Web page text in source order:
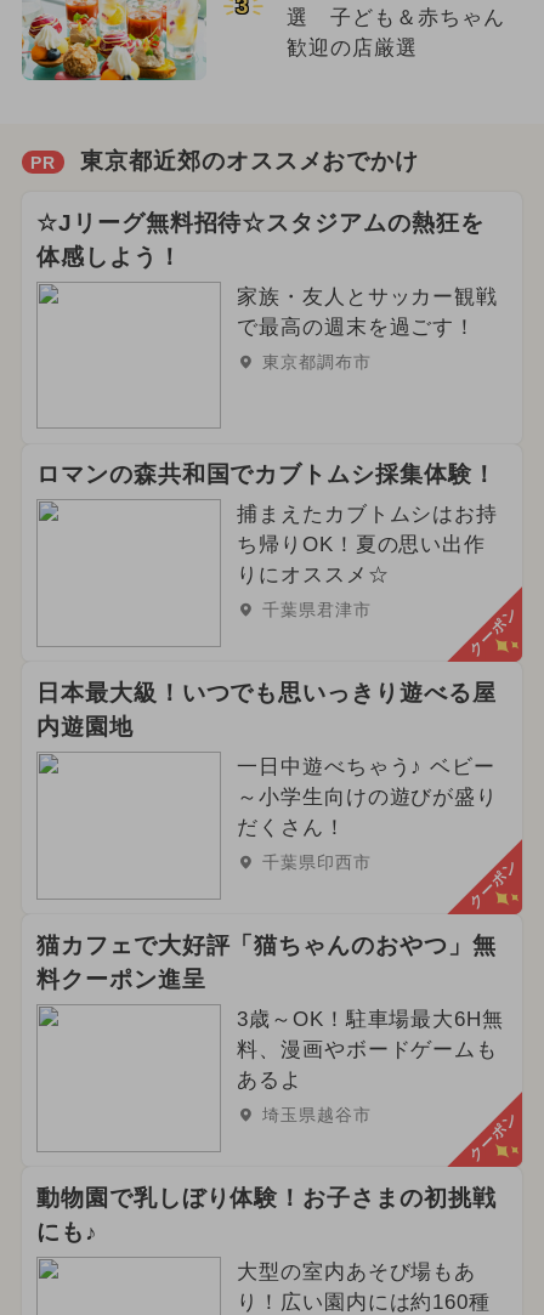
3
選 子ども＆赤ちゃん
歓迎の店厳選
PR 東京都近郊のオススメおでかけ
☆Jリーグ無料招待☆スタジアムの熱狂を
体感しよう！
家族・友人とサッカー観戦
で最高の週末を過ごす！
東京都調布市
ロマンの森共和国でカブトムシ採集体験！
捕まえたカブトムシはお持
ち帰りOK！夏の思い出作
りにオススメ☆
千葉県君津市 クーポン
日本最大級！いつでも思いっきり遊べる屋
内遊園地
一日中遊べちゃう♪ ベビー
～小学生向けの遊びが盛り
だくさん！
千葉県印西市 クーポン
猫カフェで大好評「猫ちゃんのおやつ」無
料クーポン進呈
3歳～OK！駐車場最大6H無
料、漫画やボードゲームも
あるよ
埼玉県越谷市 クーポン
動物園で乳しぼり体験！お子さまの初挑戦
にも♪
大型の室内あそび場もあ
り！広い園内には約160種